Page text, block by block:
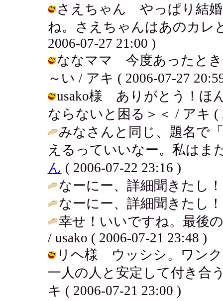
さえちゃん やっぱり結
ね。さえちゃんはあのカレ
2006-07-27 21:00 )
ななママ 今度あったとき
～い / アキ ( 2006-07-27
usako様 ありがとう！ほ
ならないと困る＞＜ / アキ (
みなさんと同じ、題名で
えるっていいなー。私はま
ん ( 2006-07-22 23:16 )
なーにー、詳細聞きたし
なーにー、詳細聞きたし
幸せ！いいですね。最後
/ usako ( 2006-07-21 23:48 )
リヘ様 ウッシシ。ワンク
一人の人と安定して付き合
キ ( 2006-07-21 23:00 )